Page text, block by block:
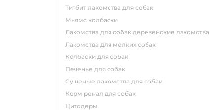
титбит лакомства для собак
мнямс колбаски
лакомства для собак деревенские лакомства
лакомства для мелких собак
колбаски для собак
печенье для собак
сушеные лакомства для собак
корм ренал для собак
цитодерм